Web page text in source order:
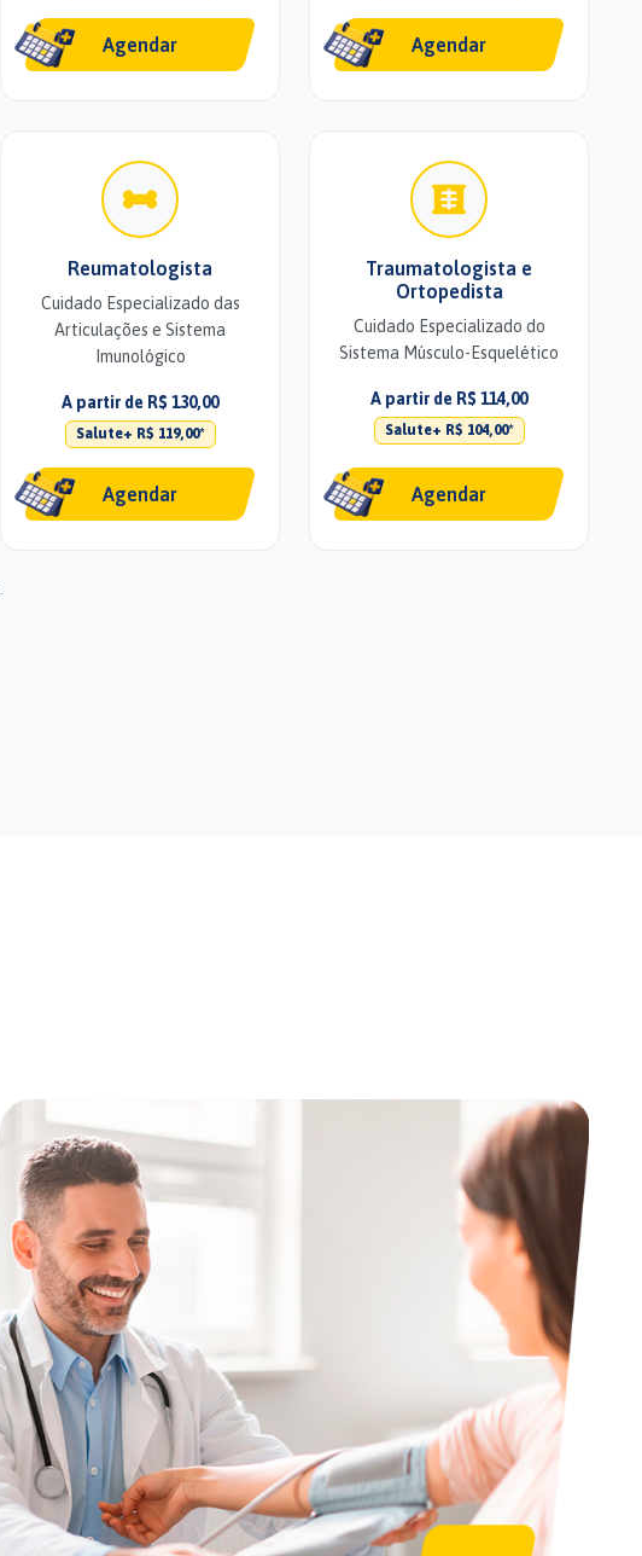
Agendar Agendar
Reumatologista
Cuidado Especializado das
Articulações e Sistema
Imunológico
A partir de R$ 130,00
Salute+ R$ 119,00*
Agendar
Traumatologista e
Ortopedista
Cuidado Especializado do
Sistema Músculo-Esquelético
A partir de R$ 114,00
Salute+ R$ 104,00*
Agendar